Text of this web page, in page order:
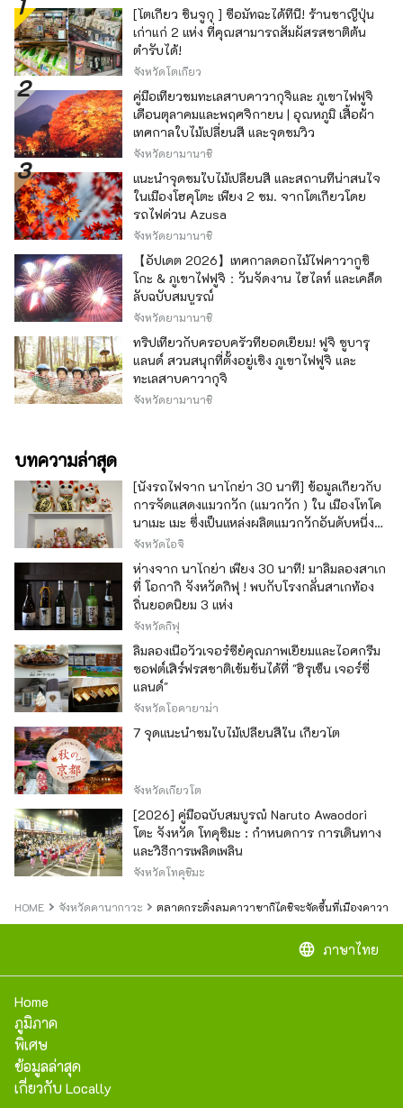
การทัวร์รถบัสหรือทัวร์ล่องเรือบ้าน ◇พื้นที่สีเขียว
อิคุตะ แม้ว่าจะตั้งอยู่ในเมืองที่อยู่ห่างจากโตเกียว
เพียงไม่กี่นาที แต่ที่นี่ก็เต็มไปด้วยทิวทัศน์
ธรรมชาติที่สวยงาม รวมทั้งต้นเมตาเซควอเอียที่
เรียงรายกัน ที่พิพิธภัณฑ์บ้านพื้นเมืองญี่ปุ่น ซึ่งคุณ
สามารถสัมผัสกับบ้านเก่าแก่ 25 หลังที่ได้รับการ
กำหนดให้เป็นมรดกทางวัฒนธรรม คุณจะได้
สัมผัสกับการย้อมคราม ซึ่งเป็นประเพณีดั้งเดิมใน
พื้นที่ และยังมีพิพิธภัณฑ์ที่อุทิศให้กับทาโร่ โอกาโม
โตะ ศิลปินแนวหน้ายอดนิยมอีกด้วย ในฤดูใบไม้
ผลิคุณยังสามารถเพลิดเพลินกับดอกซากุระได้อีก
ด้วย ◇พิพิธภัณฑ์ฟูจิโกะ เอฟ. ฟูจิโอะ เมืองคาวา
ซากิ พิพิธภัณฑ์แห่งนี้จัดแสดงภาพวาดต้นฉบับของ
เรื่อง "โดราเอมอน" ที่ได้รับความนิยมไปทั่วโลก
โดยเฉพาะในเอเชีย รวมถึงโต๊ะทำงานที่ฟูจิโกะ
เอฟ. ฟูจิโอะใช้จริงด้วย นอกจากนี้ สถานที่ดัง
กล่าวยังมีสิ่งของที่มีขนาดเท่าตัวจริงและให้ผู้เยี่ยม
ชมได้ลองชิมอาหารที่ปรากฏในเรื่องราว ทำให้
สามารถดื่มด่ำไปกับโลกของงานได้ ◇ เทศกาลคา
วาซากิซันโน นี่เป็นเทศกาลที่ใหญ่ที่สุดในพื้นที่คา
วาซากิ จัดขึ้นทุกเดือนสิงหาคมที่ศาลเจ้าอินาเงะ
การประกอบพิธีศาลเจ้าเคลื่อนที่ที่มีรูปร่างเหมือน
องคชาต และเทศกาลนี้มีชื่อเสียงเรื่องการให้ความ
อุดมสมบูรณ์และการค้นหาคู่ครอง อีกทั้งยังดึงดูด
นักท่องเที่ยวชาวต่างชาติจำนวนมาก
[โตเกียว ชินจูกุ ] ซื้อมัทฉะได้ที่นี่! ร้านชาญี่ปุ่น
เก่าแก่ 2 แห่ง ที่คุณสามารถสัมผัสรสชาติต้น
ตำรับได้!
จังหวัดโตเกียว
คู่มือเที่ยวชมทะเลสาบคาวากุจิและ ภูเขาไฟฟูจิ
เดือนตุลาคมและพฤศจิกายน | อุณหภูมิ เสื้อผ้า
เทศกาลใบไม้เปลี่ยนสี และจุดชมวิว
จังหวัดยามานาชิ
แนะนำจุดชมใบไม้เปลี่ยนสี และสถานที่น่าสนใจ
ในเมืองโฮคุโตะ เพียง 2 ชม. จากโตเกียวโดย
รถไฟด่วน Azusa
จังหวัดยามานาชิ
【อัปเดต 2026】เทศกาลดอกไม้ไฟคาวากูชิ
โกะ & ภูเขาไฟฟูจิ：วันจัดงาน ไฮไลท์ และเคล็ด
ลับฉบับสมบูรณ์
จังหวัดยามานาชิ
ทริปเที่ยวกับครอบครัวที่ยอดเยี่ยม! ฟูจิ ซูบารุ
แลนด์ สวนสนุกที่ตั้งอยู่เชิง ภูเขาไฟฟูจิ และ
ทะเลสาบคาวากุจิ
จังหวัดยามานาชิ
บทความล่าสุด
[นั่งรถไฟจาก นาโกย่า 30 นาที] ข้อมูลเกี่ยวกับ
การจัดแสดงแมวกวัก (แมวกวัก ) ใน เมืองโทโค
นาเมะ เมะ ซึ่งเป็นแหล่งผลิตแมวกวักอันดับหนึ่ง
ของญี่ปุ่น
จังหวัดไอจิ
ห่างจาก นาโกย่า เพียง 30 นาที! มาลิ้มลองสาเก
ที่ โอกากิ จังหวัดกิฟุ ! พบกับโรงกลั่นสาเกท้อง
ถิ่นยอดนิยม 3 แห่ง
จังหวัดกิฟุ
ลิ้มลองเนื้อวัวเจอร์ซีย์คุณภาพเยี่ยมและไอศกรีม
ซอฟต์เสิร์ฟรสชาติเข้มข้นได้ที่ "ฮิรุเซ็น เจอร์ซี่
แลนด์"
จังหวัดโอคายาม่า
7 จุดแนะนำชมใบไม้เปลี่ยนสีใน เกียวโต
จังหวัดเกียวโต
[2026] คู่มือฉบับสมบูรณ์ Naruto Awaodori
โตะ จังหวัด โทคุชิมะ : กำหนดการ การเดินทาง
และวิธีการเพลิดเพลิน
จังหวัดโทคุชิมะ
HOME จังหวัดคานากาวะ ตลาดกระดิ่งลมคาวาซากิไดชิจะจัดขึ้นที่เมืองคาวา
language ภาษาไทย
Home
ภูมิภาค
พิเศษ
ข้อมูลล่าสุด
เกี่ยวกับ Locally